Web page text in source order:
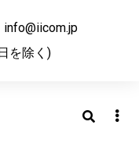
info@iicom.jp
を除く)